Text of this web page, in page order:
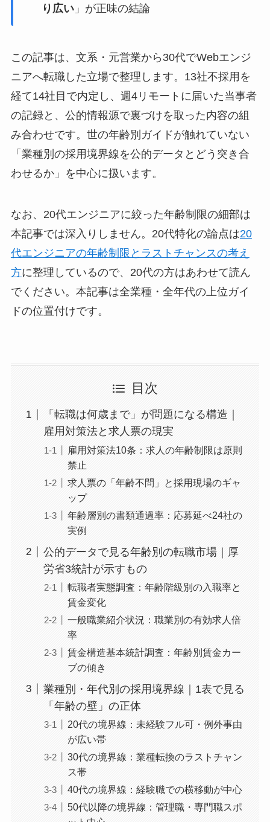
り広い」が正味の結論
この記事は、文系・元営業から30代でWebエンジ
ニアへ転職した立場で整理します。13社不採用を
経て14社目で内定し、週4リモートに届いた当事者
の記録と、公的情報源で裏づけを取った内容の組
み合わせです。世の年齢別ガイドが触れていない
「業種別の採用境界線を公的データとどう突き合
わせるか」を中心に扱います。
なお、20代エンジニアに絞った年齢制限の細部は
本記事では深入りしません。20代特化の論点は20
代エンジニアの年齢制限とラストチャンスの考え
方に整理しているので、20代の方はあわせて読ん
でください。本記事は全業種・全年代の上位ガイ
ドの位置付けです。
目次
「転職は何歳まで」が問題になる構造｜
雇用対策法と求人票の現実
雇用対策法10条：求人の年齢制限は原則
禁止
求人票の「年齢不問」と採用現場のギャ
ップ
年齢層別の書類通過率：応募延べ24社の
実例
公的データで見る年齢別の転職市場｜厚
労省3統計が示すもの
転職者実態調査：年齢階級別の入職率と
賃金変化
一般職業紹介状況：職業別の有効求人倍
率
賃金構造基本統計調査：年齢別賃金カー
ブの傾き
業種別・年代別の採用境界線｜1表で見る
「年齢の壁」の正体
20代の境界線：未経験フル可・例外事由
が広い帯
30代の境界線：業種転換のラストチャン
ス帯
40代の境界線：経験職での横移動が中心
50代以降の境界線：管理職・専門職スポ